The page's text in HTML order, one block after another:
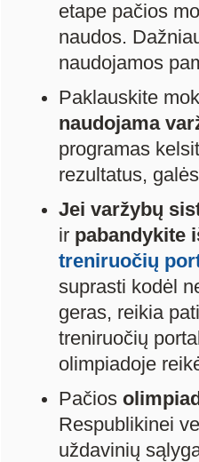
etape pačios
naudos.
naudojamos
Paklauskite
naudojama
programas
rezultatus,
Jei varžybų
ir pabandykite
treniruočių
suprasti kodėl
geras, reikia
treniruočių
olimpiadoje
Pačios
Respublikinei
uždavinių